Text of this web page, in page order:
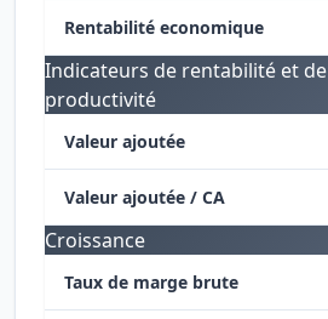
Rentabilité economique
Indicateurs de rentabilité et de
productivité
Valeur ajoutée
Valeur ajoutée / CA
Croissance
Taux de marge brute